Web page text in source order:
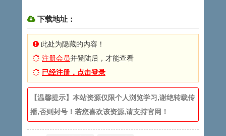
下载地址：
此处为隐藏的内容！
注册会员并登陆后，才能查看
已经注册，点击登录
【温馨提示】本站资源仅限个人浏览学习,谢绝转载传
播,否则封号！若您喜欢该资源,请支持官网！